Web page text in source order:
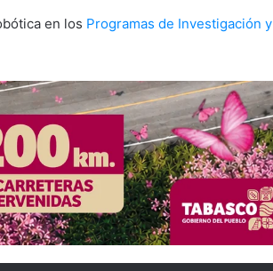
en los Programas de Investigación y